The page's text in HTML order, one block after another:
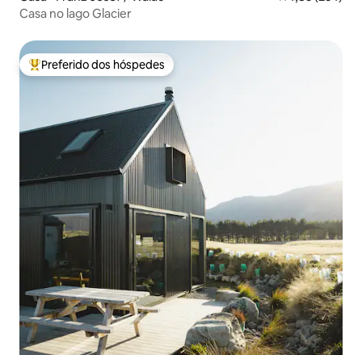
Casa no lago Glacier
Entre os melhores preferidos dos hóspedes
Preferido dos hóspedes